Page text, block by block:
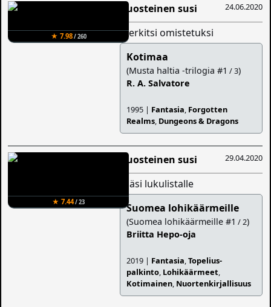
★ 7.98/ 260
24.06.2020
Ruosteinen susi
merkitsi omistetuksi
Kotimaa
(Musta haltia -trilogia #1 / 3)
R. A. Salvatore
1995 | Fantasia, Forgotten
Realms, Dungeons & Dragons
★ 7.44/ 23
29.04.2020
Ruosteinen susi
lisäsi lukulistalle
Suomea lohikäärmeille
(Suomea lohikäärmeille #1 / 2)
Briitta Hepo-oja
2019 | Fantasia,Topelius-
palkinto, Lohikäärmeet,
Kotimainen, Nuortenkirjallisuus